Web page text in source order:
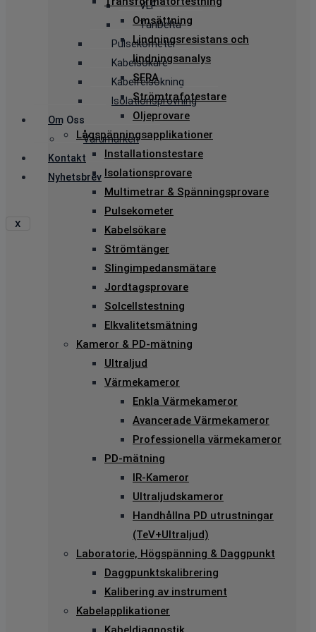
VLF
TanDelta
Pulsekometer
Kabelsökare
Kabelfelsökning
Isolationsprovning
Om Oss
Varumärken
Kontakt
Nyhetsbrev
X
Omsättning
Lindningsresistans och
lindningsanalys
SFRA
Strömtrafotestare
Oljeprovare
Lågspänningsapplikationer
Installationstestare
Isolationsprovare
Multimetrar & Spänningsprovare
Pulsekometer
Kabelsökare
Strömtänger
Slingimpedansmätare
Jordtagsprovare
Solcellstestning
Elkvalitetsmätning
Kameror & PD-mätning
Ultraljud
Värmekameror
Enkla Värmekameror
Avancerade Värmekameror
Professionella värmekameror
PD-mätning
IR-Kameror
Ultraljudskameror
Handhållna PD utrustningar
(TeV+Ultraljud)
Laboratorie, Högspänning & Daggpunkt
Daggpunktskalibrering
Kalibering av instrument
Kabelapplikationer